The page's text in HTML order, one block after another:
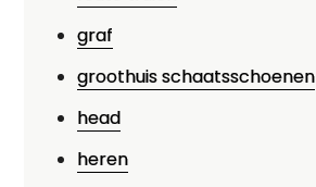
graf
groothuis schaatsschoenen
head
heren